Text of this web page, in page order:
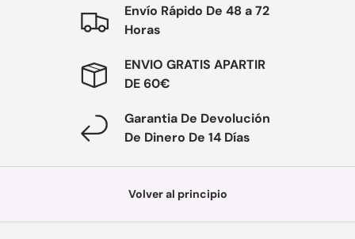
Envío Rápido De 48 a 72
Horas
ENVIO GRATIS APARTIR
DE 60€
Garantia De Devolución
De Dinero De 14 Días
Volver al principio